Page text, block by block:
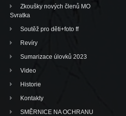
Zkoušky nových členů MO
Svratka
Soutěž pro děti+foto ff
Revíry
Sumarizace úlovků 2023
Video
Historie
Kontakty
SMĚRNICE NA OCHRANU